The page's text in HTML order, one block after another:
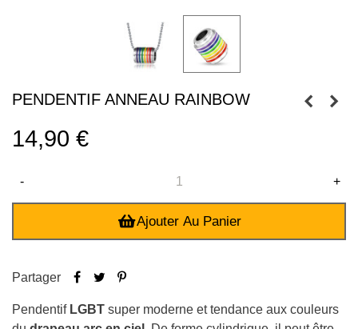
PENDENTIF ANNEAU RAINBOW
14,90 €
- +
Ajouter Au Panier
Partager
PendentifLGBT super moderne et tendance aux couleurs